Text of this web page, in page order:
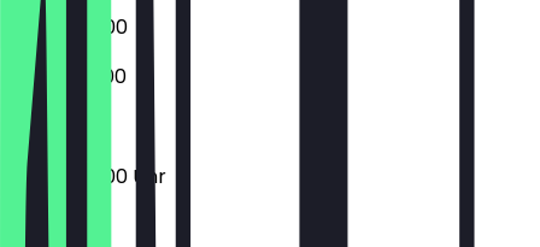
06:30 - 14:00
07:00 - 12:00
06:00 - 18:00 Uhr